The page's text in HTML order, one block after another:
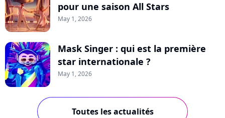
pour une saison All Stars
May 1, 2026
Mask Singer : qui est la première
star internationale ?
May 1, 2026
Toutes les actualités